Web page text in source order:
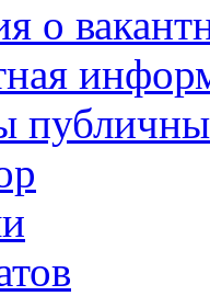
о